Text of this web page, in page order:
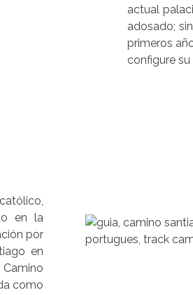
actual
adosado;
primeros
configure
en la
por
en
como